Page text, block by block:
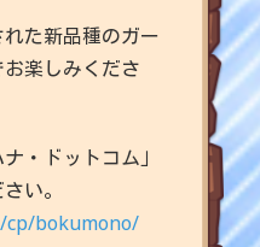
た新品種のガー
楽しみくださ
・ドットコム」
い。
cp/bokumono/